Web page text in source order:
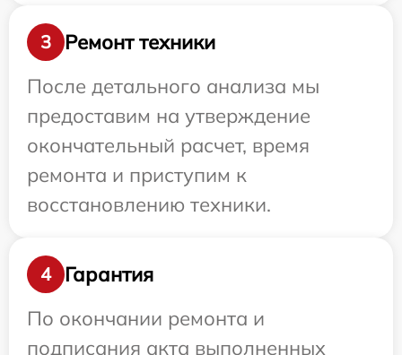
3
Ремонт техники
После детального анализа мы
предоставим на утверждение
окончательный расчет, время
ремонта и приступим к
восстановлению техники.
4
Гарантия
По окончании ремонта и
подписания акта выполненных